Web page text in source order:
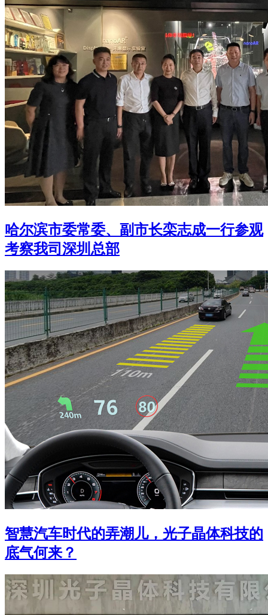
哈尔滨市委常委、副市长栾志成一行参观
考察我司深圳总部
智慧汽车时代的弄潮儿，光子晶体科技的
底气何来？